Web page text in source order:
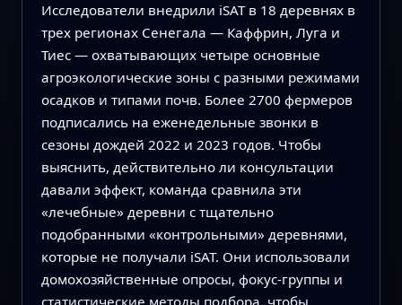
Исследователи внедрили iSAT в 18 деревнях в
трех регионах Сенегала — Каффрин, Луга и
Тиес — охватывающих четыре основные
агроэкологические зоны с разными режимами
осадков и типами почв. Более 2700 фермеров
подписались на еженедельные звонки в
сезоны дождей 2022 и 2023 годов. Чтобы
выяснить, действительно ли консультации
давали эффект, команда сравнила эти
«лечебные» деревни с тщательно
подобранными «контрольными» деревнями,
которые не получали iSAT. Они использовали
домохозяйственные опросы, фокус-группы и